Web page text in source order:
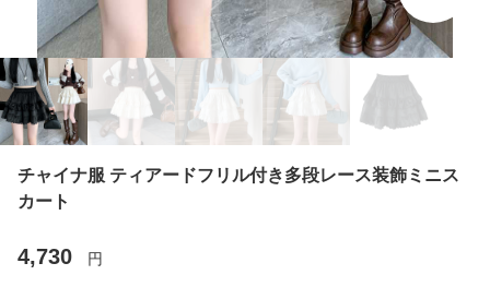
チャイナ服 ティアードフリル付き多段レース装飾ミニス
カート
4,730 円